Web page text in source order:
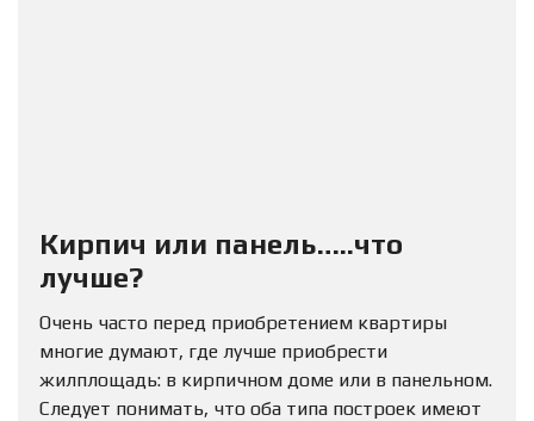
Кирпич или панель…..что
лучше?
Очень часто перед приобретением квартиры
многие думают, где лучше приобрести
жилплощадь: в кирпичном доме или в панельном.
Следует понимать, что оба типа построек имеют